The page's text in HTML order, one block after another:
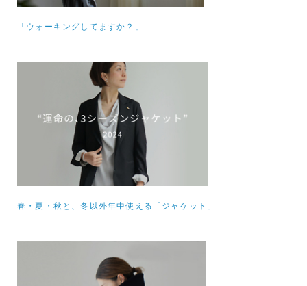
「ウォーキングしてますか？」
春・夏・秋と、冬以外年中使える「ジャケット」